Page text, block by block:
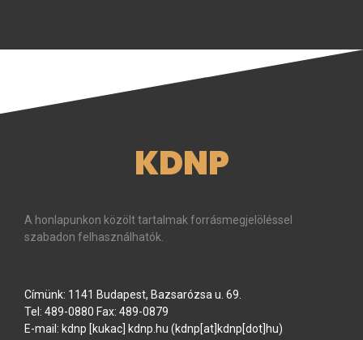
KDNP
A honlapunkon közölt tartalmak forrásmegjelöléssel
szabadon felhasználhatók.
Címünk: 1141 Budapest, Bazsarózsa u. 69.
Tel: 489-0880 Fax: 489-0879
E-mail: kdnp [kukac] kdnp.hu (kdnp[at]kdnp[dot]hu)